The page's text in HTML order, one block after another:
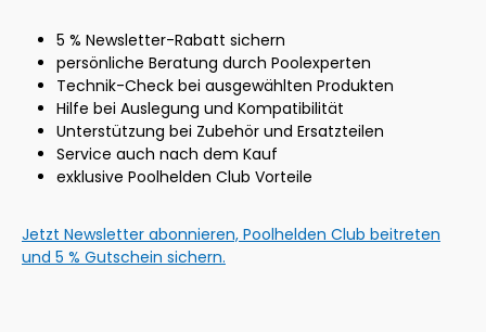
5 % Newsletter-Rabatt sichern
persönliche Beratung durch Poolexperten
Technik-Check bei ausgewählten Produkten
Hilfe bei Auslegung und Kompatibilität
Unterstützung bei Zubehör und Ersatzteilen
Service auch nach dem Kauf
exklusive Poolhelden Club Vorteile
Jetzt Newsletter abonnieren, Poolhelden Club beitreten
und 5 % Gutschein sichern.